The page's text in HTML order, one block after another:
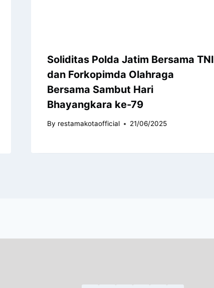
Soliditas Polda Jatim Bersama TNI
dan Forkopimda Olahraga
Bersama Sambut Hari
Bhayangkara ke-79
By restamakotaofficial 21/06/2025